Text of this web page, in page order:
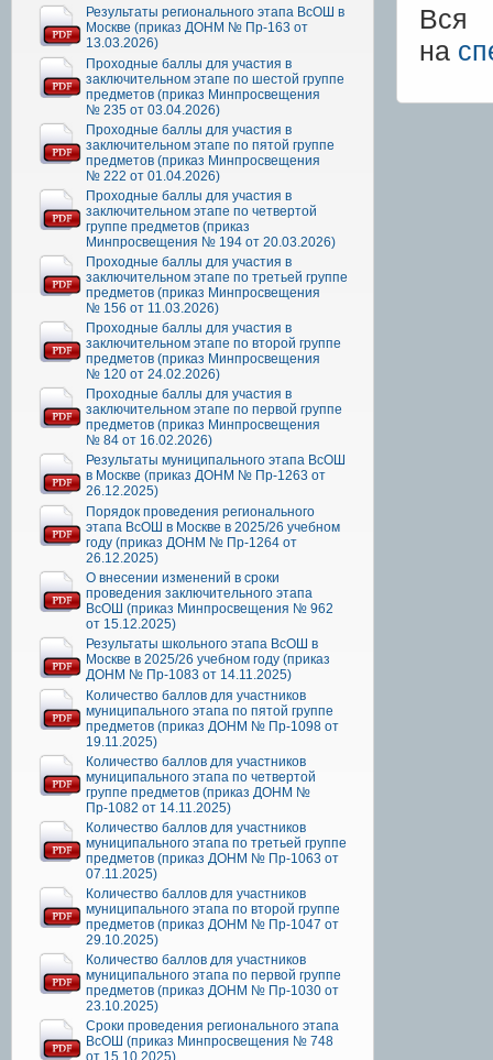
Результаты регионального этапа ВсОШ в
Москве (приказ ДОНМ № Пр-163 от
13.03.2026)
Проходные баллы для участия в
заключительном этапе по шестой группе
предметов (приказ Минпросвещения
№ 235 от 03.04.2026)
Проходные баллы для участия в
заключительном этапе по пятой группе
предметов (приказ Минпросвещения
№ 222 от 01.04.2026)
Проходные баллы для участия в
заключительном этапе по четвертой
группе предметов (приказ
Минпросвещения № 194 от 20.03.2026)
Проходные баллы для участия в
заключительном этапе по третьей группе
предметов (приказ Минпросвещения
№ 156 от 11.03.2026)
Проходные баллы для участия в
заключительном этапе по второй группе
предметов (приказ Минпросвещения
№ 120 от 24.02.2026)
Проходные баллы для участия в
заключительном этапе по первой группе
предметов (приказ Минпросвещения
№ 84 от 16.02.2026)
Результаты муниципального этапа ВсОШ
в Москве (приказ ДОНМ № Пр-1263 от
26.12.2025)
Порядок проведения регионального
этапа ВсОШ в Москве в 2025/26 учебном
году (приказ ДОНМ № Пр-1264 от
26.12.2025)
О внесении изменений в сроки
проведения заключительного этапа
ВсОШ (приказ Минпросвещения № 962
от 15.12.2025)
Результаты школьного этапа ВсОШ в
Москве в 2025/26 учебном году (приказ
ДОНМ № Пр-1083 от 14.11.2025)
Количество баллов для участников
муниципального этапа по пятой группе
предметов (приказ ДОНМ № Пр-1098 от
19.11.2025)
Количество баллов для участников
муниципального этапа по четвертой
группе предметов (приказ ДОНМ №
Пр-1082 от 14.11.2025)
Количество баллов для участников
муниципального этапа по третьей группе
предметов (приказ ДОНМ № Пр-1063 от
07.11.2025)
Количество баллов для участников
муниципального этапа по второй группе
предметов (приказ ДОНМ № Пр-1047 от
29.10.2025)
Количество баллов для участников
муниципального этапа по первой группе
предметов (приказ ДОНМ № Пр-1030 от
23.10.2025)
Сроки проведения регионального этапа
ВсОШ (приказ Минпросвещения № 748
от 15.10.2025)
Вся
на